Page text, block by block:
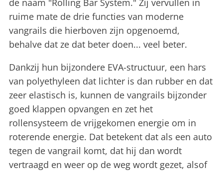
de naam "Rolling Bar System." Zij vervullen in
ruime mate de drie functies van moderne
vangrails die hierboven zijn opgenoemd,
behalve dat ze dat beter doen... veel beter.
Dankzij hun bijzondere EVA-structuur, een hars
van polyethyleen dat lichter is dan rubber en dat
zeer elastisch is, kunnen de vangrails bijzonder
goed klappen opvangen en zet het
rollensysteem de vrijgekomen energie om in
roterende energie. Dat betekent dat als een auto
tegen de vangrail komt, dat hij dan wordt
vertraagd en weer op de weg wordt gezet, alsof